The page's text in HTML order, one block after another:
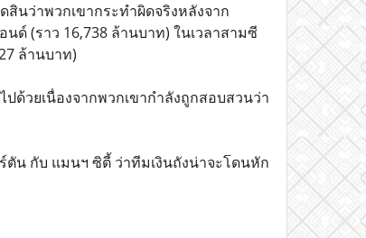
นว่าพวกเขากระทำผิดจริงหลังจาก
ด์ (ราว 16,738 ล้านบาท) ในเวลาสามซี
ล้านบาท)
ด้วยเนื่องจากพวกเขากำลังถูกสอบสวนว่า
ตัน กับ แมนฯ ซิตี้ ว่าทีมเงินถังน่าจะโดนหัก